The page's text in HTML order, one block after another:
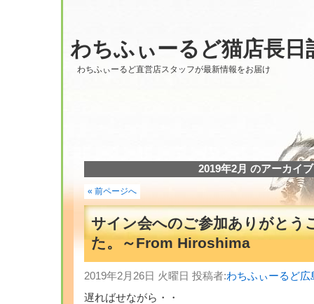
わちふぃーるど猫店長日
わちふぃーるど直営店スタッフが最新情報をお届け
2019年2月 のアーカイブ
« 前ページへ
サイン会へのご参加ありがとう
た。～From Hiroshima
2019年2月26日 火曜日 投稿者:わちふぃーるど
遅ればせながら・・